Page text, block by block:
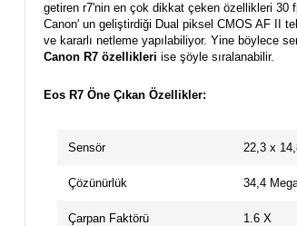
getiren r7'nin en çok dikkat çeken özellikleri 30
Canon' un geliştirdiği Dual piksel CMOS AF II
ve kararlı netleme yapılabiliyor. Yine böylece
Canon R7 özellikleri ise şöyle sıralanabilir.
Eos R7 Öne Çıkan Özellikler:
Sensör 22,3 x
Çözünürlük 34,4
Çarpan Faktörü 1.6 X